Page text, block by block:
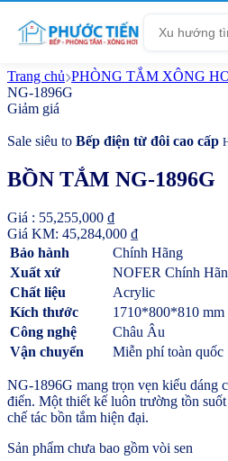
Tìm
Trang chủ PHÒNG TẮM XÔNG
NG-1896G
Giảm giá
Sale siêu to Bếp điện từ đôi cao cấp
BỒN TẮM NG-1896G
Giá : 55,255,000 ₫
Giá KM: 45,284,000 ₫
Bảo hành
Chính Hãng
Xuất xứ
NOFER Chính
Chất liệu
Acrylic
Kích thước
1710*800*810 mm
Công nghệ
Châu Âu
Vận chuyển
Miễn phí toàn quốc
NG-1896G mang trọn vẹn kiểu dáng
điển. Một thiết kế luôn trường tồn
chế tác bồn tắm hiện đại.
Sản phẩm chưa bao gồm vòi sen